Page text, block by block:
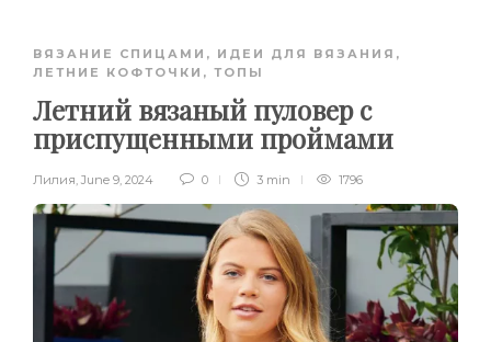
ВЯЗАНИЕ СПИЦАМИ , ИДЕИ ДЛЯ ВЯЗАНИЯ ,
ЛЕТНИЕ КОФТОЧКИ, ТОПЫ
Летний вязаный пуловер с
приспущенными проймами
Лилия, June 9, 2024 0 3 min 1796